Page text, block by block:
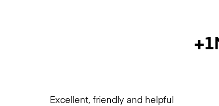
Excellent, friendly and helpful